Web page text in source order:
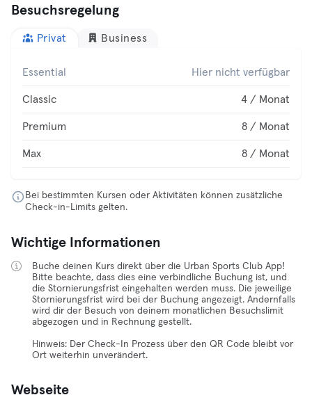
Besuchsregelung
Privat Business
Essential Hier nicht verfügbar
Classic 4 / Monat
Premium 8 / Monat
Max 8 / Monat
Bei bestimmten Kursen oder Aktivitäten können zusätzliche
Check-in-Limits gelten.
Wichtige Informationen
Buche deinen Kurs direkt über die Urban Sports Club App!
Bitte beachte, dass dies eine verbindliche Buchung ist, und
die Stornierungsfrist eingehalten werden muss. Die jeweilige
Stornierungsfrist wird bei der Buchung angezeigt. Andernfalls
wird dir der Besuch von deinem monatlichen Besuchslimit
abgezogen und in Rechnung gestellt.
Hinweis: Der Check-In Prozess über den QR Code bleibt vor
Ort weiterhin unverändert.
Webseite